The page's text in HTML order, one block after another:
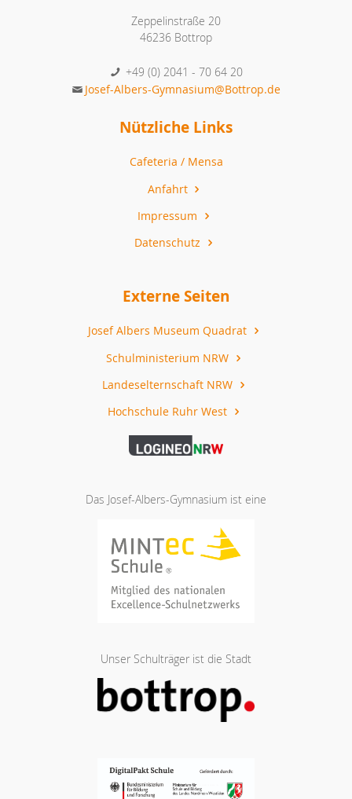
Zeppelinstraße 20
46236 Bottrop
+49 (0) 2041 - 70 64 20
Josef-Albers-Gymnasium@Bottrop.de
Nützliche Links
Cafeteria / Mensa
Anfahrt
Impressum
Datenschutz
Externe Seiten
Josef Albers Museum Quadrat
Schulministerium NRW
Landeselternschaft NRW
Hochschule Ruhr West
Das Josef-Albers-Gymnasium ist eine
Unser Schulträger ist die Stadt